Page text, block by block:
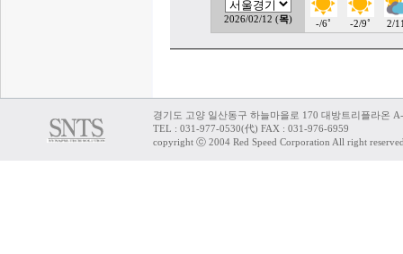
경기도 고양 일산동구 하늘마을로 170 대방트리플라온
TEL : 031-977-0530(代) FAX : 031-976-6959
copyright ⓒ 2004 Red Speed Corporation All right